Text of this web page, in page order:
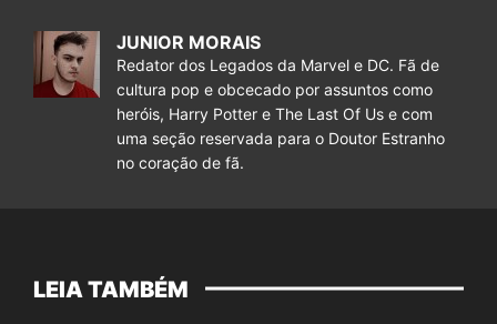
JUNIOR MORAIS
Redator dos Legados da Marvel e DC. Fã de
cultura pop e obcecado por assuntos como
heróis, Harry Potter e The Last Of Us e com
uma seção reservada para o Doutor Estranho
no coração de fã.
LEIA TAMBÉM